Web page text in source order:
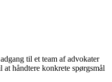
til et team af advokater
håndtere konkrete spørgsmål